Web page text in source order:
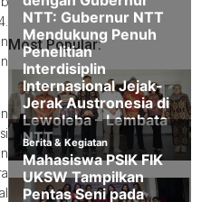
Most Popular: